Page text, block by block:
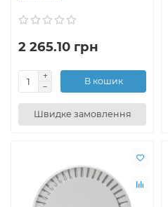
2 265.10 грн
В кошик
Швидке замовлення